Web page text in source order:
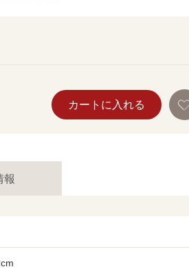
カートに入れる
報